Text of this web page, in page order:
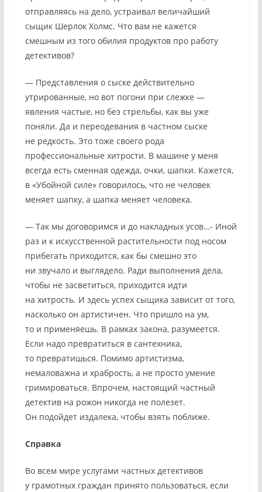
отправляясь на дело, устраивал величайший
сыщик Шерлок Холмс. Что вам не кажется
смешным из того обилия продуктов про работу
детективов?
— Представления о сыске действительно
утрированные, но вот погони при слежке —
явления частые, но без стрельбы, как вы уже
поняли. Да и переодевания в частном сыске
не редкость. Это тоже своего рода
профессиональные хитрости. В машине у меня
всегда есть сменная одежда, очки, шапки. Кажется,
в «Убойной силе» говорилось, что не человек
меняет шапку, а шапка меняет человека.
— Так мы договоримся и до накладных усов…- Иной
раз и к искусственной растительности под носом
прибегать приходится, как бы смешно это
ни звучало и выглядело. Ради выполнения дела,
чтобы не засветиться, приходится идти
на хитрость. И здесь успех сыщика зависит от того,
насколько он артистичен. Что пришло на ум,
то и применяешь. В рамках закона, разумеется.
Если надо превратиться в сантехника,
то превратишься. Помимо артистизма,
немаловажна и храбрость, а не просто умение
гримироваться. Впрочем, настоящий частный
детектив на рожон никогда не полезет.
Он подойдет издалека, чтобы взять поближе.
Справка
Во всем мире услугами частных детективов
у грамотных граждан принято пользоваться, если